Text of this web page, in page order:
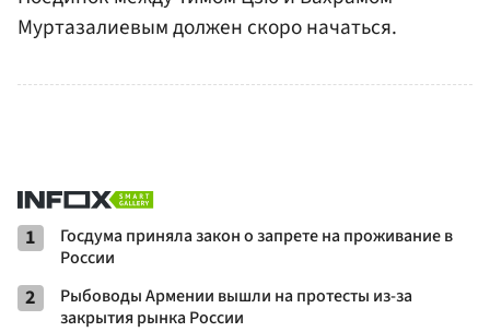
Муртазалиевым должен скоро начаться.
1
Госдума приняла закон о запрете на проживание в
России
2
Рыбоводы Армении вышли на протесты из-за
закрытия рынка России